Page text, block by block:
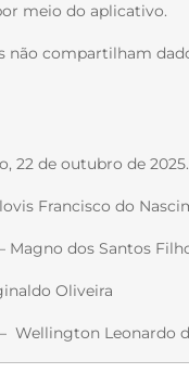
meio do aplicativo.
não compartilham
22 de outubro de 2025.
Francisco do
Magno dos Santos
Oliveira
Wellington Leonardo